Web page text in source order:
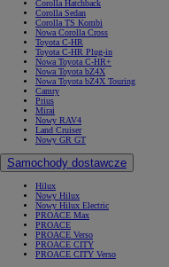
Corolla Hatchback
Corolla Sedan
Corolla TS Kombi
Nowa Corolla Cross
Toyota C-HR
Toyota C-HR Plug-in
Nowa Toyota C-HR+
Nowa Toyota bZ4X
Nowa Toyota bZ4X Touring
Camry
Prius
Mirai
Nowy RAV4
Land Cruiser
Nowy GR GT
Samochody dostawcze
Hilux
Nowy Hilux
Nowy Hilux Electric
PROACE Max
PROACE
PROACE Verso
PROACE CITY
PROACE CITY Verso